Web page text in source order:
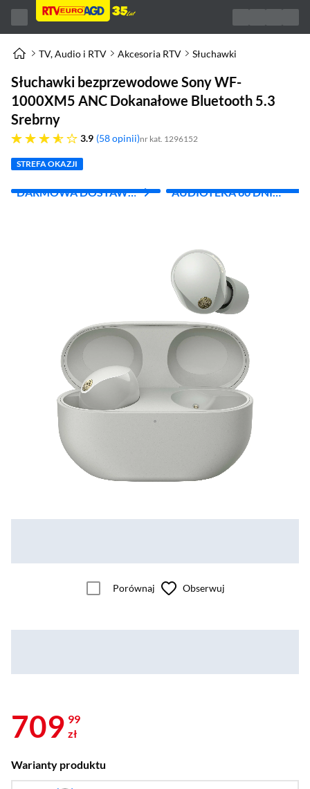
TV, Audio i RTV Akcesoria RTV Słuchawki
Słuchawki bezprzewodowe Sony WF-
1000XM5 ANC Dokanałowe Bluetooth 5.3
Srebrny
3.9
3.9 gwiazdek 58 opinii nr kat. 1296152
STREFA OKAZJI
DARMOWA DOSTAWA
AUDIOTEKA 60 DNI
Porównaj Obserwuj
709 99
zł
Warianty produktu